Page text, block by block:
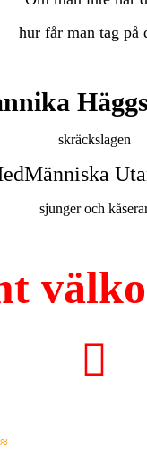
hur får man tag på
skräckslagen
sjunger och
